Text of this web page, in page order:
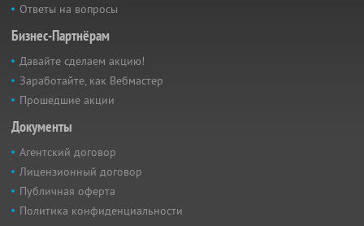
Ответы на вопросы
Бизнес-Партнёрам
Давайте сделаем акцию!
Заработайте, как Вебмастер
Прошедшие акции
Документы
Агентский договор
Лицензионный договор
Публичная оферта
Политика конфиденциальности